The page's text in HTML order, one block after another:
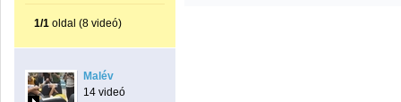
1/1 oldal (8 videó)
Malév
14 videó